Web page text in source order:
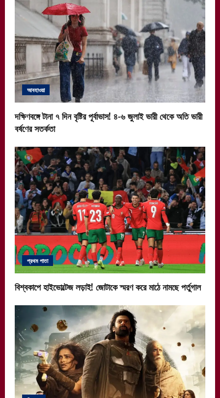
আবহাওয়া
দক্ষিণবঙ্গে টানা ৭ দিন বৃষ্টির পূর্বাভাস! ৪-৬ জুলাই ভারী থেকে অতি ভারী
বর্ষণের সতর্কতা
প্রথম পাতা
বিশ্বকাপে হাইভোল্টেজ লড়াই! জোটাকে স্মরণ করে মাঠে নামছে পর্তুগাল